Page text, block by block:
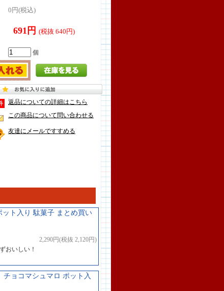
0円(税込)
691円 (税抜 640円)
個
返品についての詳細はこちら
この商品について問い合わせる
友達にメールですすめる
ト入り 駄菓子 まとめ買い
2,290円(税抜 2,120円)
おいしい！
チョコマシュマロ ポット入